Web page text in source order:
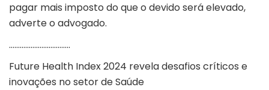
pagar mais imposto do que o devido será elevado,
adverte o advogado.
…………………………….
Future Health Index 2024 revela desafios críticos e
inovações no setor de Saúde